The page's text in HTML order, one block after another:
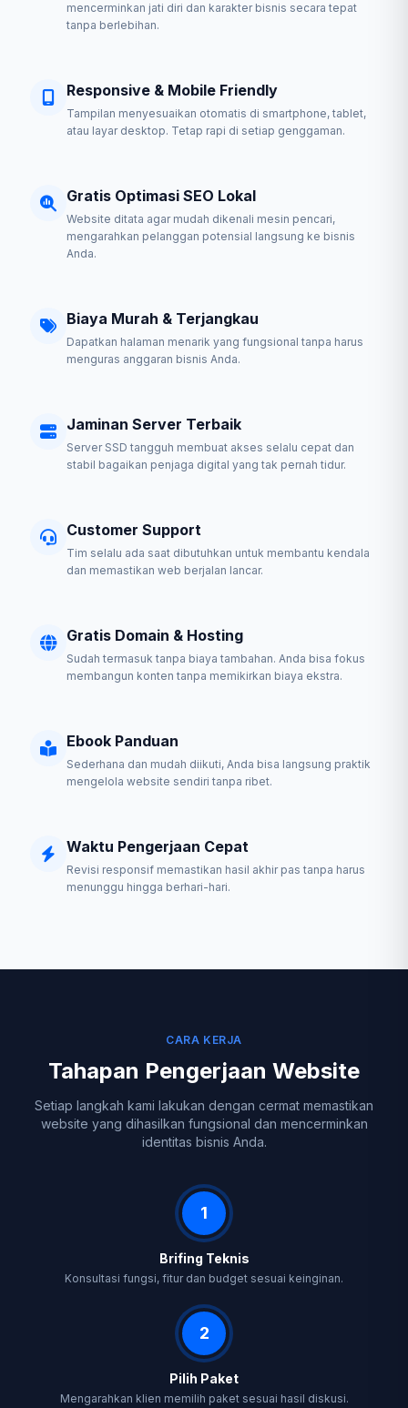
mencerminkan jati diri dan karakter bisnis secara tepat
tanpa berlebihan.
Responsive & Mobile Friendly
Tampilan menyesuaikan otomatis di smartphone, tablet,
atau layar desktop. Tetap rapi di setiap genggaman.
Gratis Optimasi SEO Lokal
Website ditata agar mudah dikenali mesin pencari,
mengarahkan pelanggan potensial langsung ke bisnis
Anda.
Biaya Murah & Terjangkau
Dapatkan halaman menarik yang fungsional tanpa harus
menguras anggaran bisnis Anda.
Jaminan Server Terbaik
Server SSD tangguh membuat akses selalu cepat dan
stabil bagaikan penjaga digital yang tak pernah tidur.
Customer Support
Tim selalu ada saat dibutuhkan untuk membantu kendala
dan memastikan web berjalan lancar.
Gratis Domain & Hosting
Sudah termasuk tanpa biaya tambahan. Anda bisa fokus
membangun konten tanpa memikirkan biaya ekstra.
Ebook Panduan
Sederhana dan mudah diikuti, Anda bisa langsung praktik
mengelola website sendiri tanpa ribet.
Waktu Pengerjaan Cepat
Revisi responsif memastikan hasil akhir pas tanpa harus
menunggu hingga berhari-hari.
CARA KERJA
Tahapan Pengerjaan Website
Setiap langkah kami lakukan dengan cermat memastikan
website yang dihasilkan fungsional dan mencerminkan
identitas bisnis Anda.
1
Brifing Teknis
Konsultasi fungsi, fitur dan budget sesuai keinginan.
2
Pilih Paket
Mengarahkan klien memilih paket sesuai hasil diskusi.